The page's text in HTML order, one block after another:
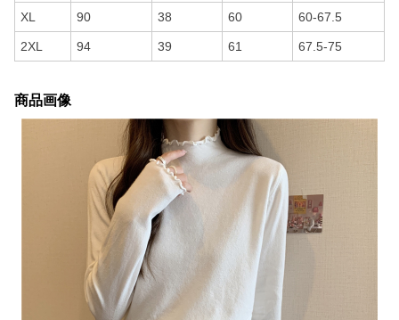
XL 90 38 60 60-67.5
2XL 94 39 61 67.5-75
商品画像